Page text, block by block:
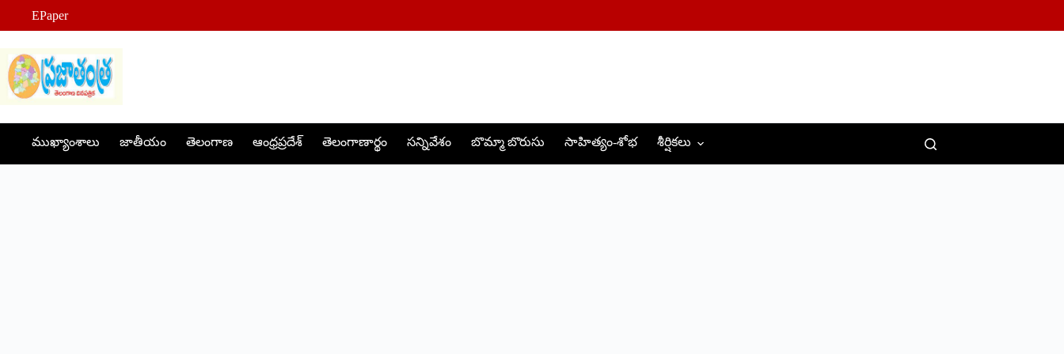
content
EPaper
ముఖ్యాంశాలు జాతీయం తెలంగాణ ఆంధ్రప్రదేశ్ తెలంగాణార్థం సన్నివేశం బొమ్మా బొరుసు సాహిత్యం-శోభ శీర్షికలు